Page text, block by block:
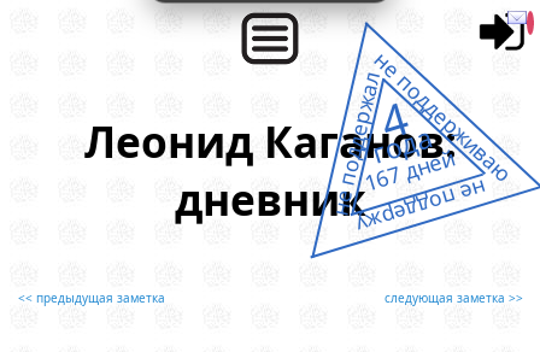
Леонид Каганов:
дневник
<< предыдущая заметка следующая заметка >>
не поддержалне поддерживаю
не поддержу
4
года
167 дней